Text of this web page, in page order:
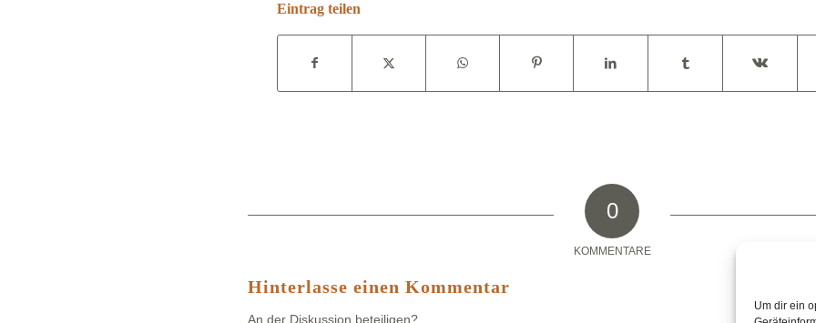
Um dir ein
Eintrag teilen
0
KOMMENTARE
Hinterlasse einen Kommentar
An der Diskussion beteiligen?